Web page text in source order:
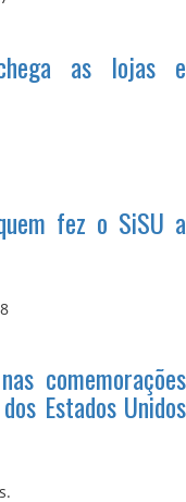
as lojas e
fez o SiSU a
comemorações
Estados Unidos